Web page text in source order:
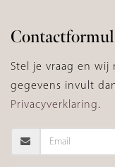
Stel je vraag en
gegevens invult
Privacyverklaring.